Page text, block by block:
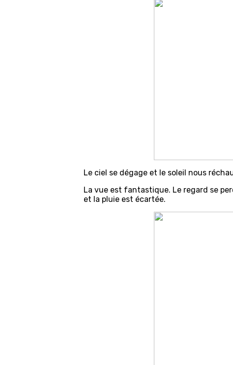
Le ciel se dégage et le soleil nous
La vue est fantastique. Le regard se
et la pluie est écartée.